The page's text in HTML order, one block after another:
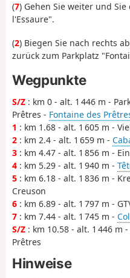
(7) Gehen Sie weiter und
l'Essaure".
(2) Biegen Sie nach rechts
zurück zum Parkplatz
Wegpunkte
S/Z : km 0 - alt. 1 446 m -
Prêtres - Fontaine des
1 : km 1.68 - alt. 1 605 m -
2 : km 2.4 - alt. 1 659 m -
3 : km 4.47 - alt. 1 856 m -
4 : km 5.29 - alt. 1 940 m -
5 : km 6.18 - alt. 1 836 m -
Creuson
6 : km 6.89 - alt. 1 797 m -
7 : km 7.44 - alt. 1 745 m -
S/Z : km 10.58 - alt. 1 446 m
Prêtres
Hinweise